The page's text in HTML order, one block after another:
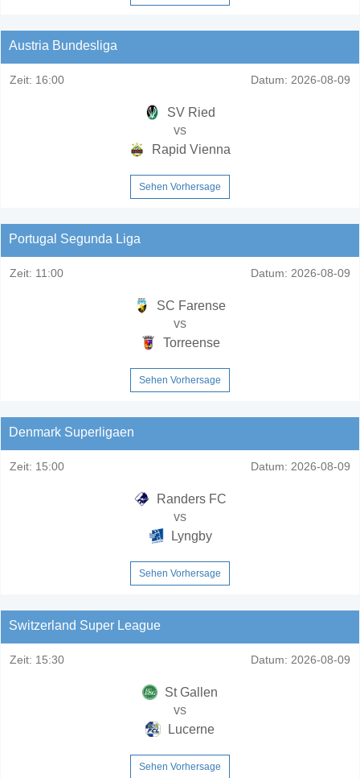
Austria Bundesliga
Zeit: 16:00 Datum: 2026-08-09
SV Ried
vs
Rapid Vienna
Sehen Vorhersage
Portugal Segunda Liga
Zeit: 11:00 Datum: 2026-08-09
SC Farense
vs
Torreense
Sehen Vorhersage
Denmark Superligaen
Zeit: 15:00 Datum: 2026-08-09
Randers FC
vs
Lyngby
Sehen Vorhersage
Switzerland Super League
Zeit: 15:30 Datum: 2026-08-09
St Gallen
vs
Lucerne
Sehen Vorhersage